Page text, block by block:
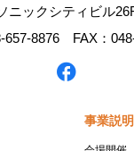
ニックシティビル
657-8876 FAX：
事業説